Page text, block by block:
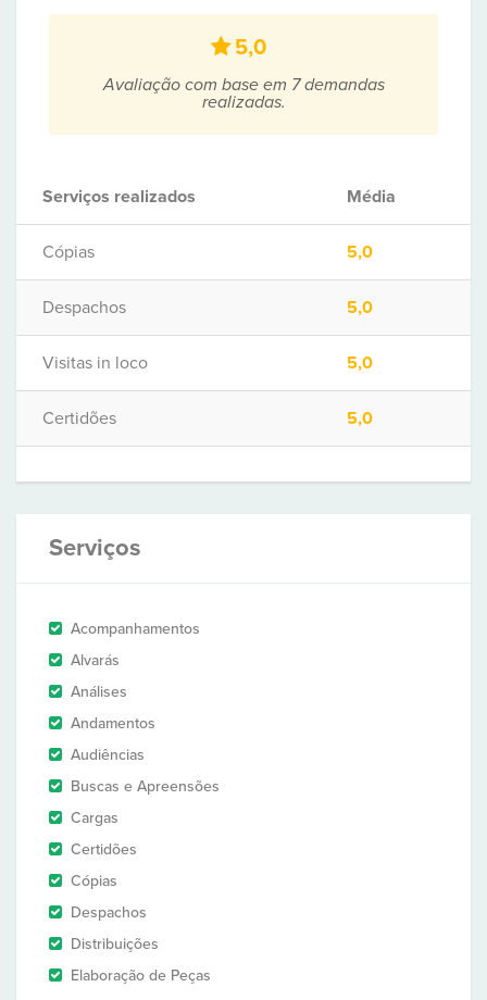
5,0
Avaliação com base em 7 demandas
realizadas.
Serviços realizados Média
Cópias 5,0
Despachos 5,0
Visitas in loco 5,0
Certidões 5,0
Serviços
Acompanhamentos
Alvarás
Análises
Andamentos
Audiências
Buscas e Apreensões
Cargas
Certidões
Cópias
Despachos
Distribuições
Elaboração de Peças